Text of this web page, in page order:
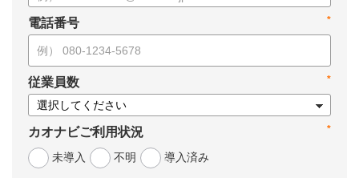
*
電話番号
*
従業員数
*
カオナビご利用状況
未導入
不明 導入済み